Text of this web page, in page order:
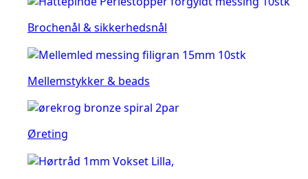
Brochenål & sikkerhedsnål
Mellemstykker & beads
Øreting